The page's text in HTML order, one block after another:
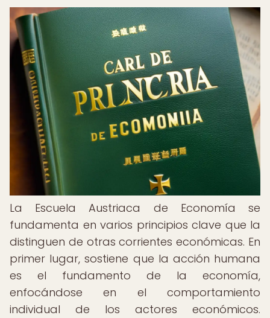
La Escuela Austriaca de Economía se
fundamenta en varios principios clave que la
distinguen de otras corrientes económicas. En
primer lugar, sostiene que la acción humana
es el fundamento de la economía,
enfocándose en el comportamiento
individual de los actores económicos.